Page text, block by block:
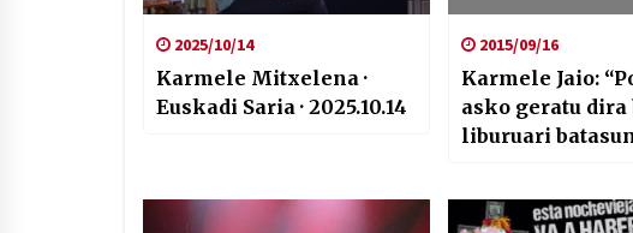
2025/10/14
Karmele Mitxelena ·
Euskadi Saria · 2025.10.14
2015/09/16
Karmele Jaio:
asko geratu dira
liburuari